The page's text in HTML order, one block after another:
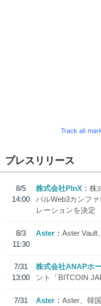
Track all
プレスリリース
8/5
14:00
株式会社PlnX
株
バルWeb3カンフ
レーションを決定
8/3
11:30
Aster Aster Vault
7/31
13:00
株式会社ANAPホ
ント「BITCOIN
7/31
Aster
Aster、韓